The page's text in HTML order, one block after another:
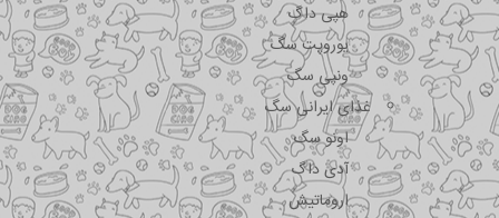
هپی داگ
یوروپت سگ
ونپی سگ
غذای ایرانی سگ
اونو سگ
آدی داگ
اروماتیش